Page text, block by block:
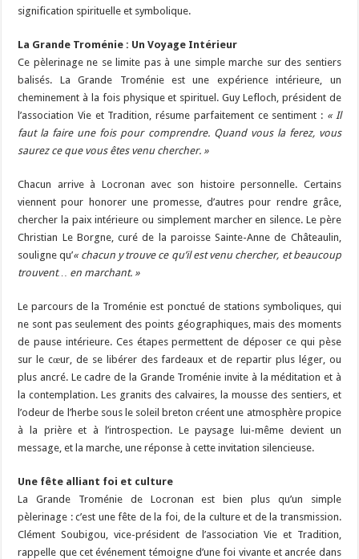
signification spirituelle et symbolique.
La Grande Troménie : Un Voyage Intérieur
Ce pèlerinage ne se limite pas à une simple marche sur des sentiers
balisés. La Grande Troménie est une expérience intérieure, un
cheminement à la fois physique et spirituel. Guy Lefloch, président de
l’association Vie et Tradition, résume parfaitement ce sentiment : « Il
faut la faire une fois pour comprendre. Quand vous la ferez, vous
saurez ce que vous êtes venu chercher. »
Chacun arrive à Locronan avec son histoire personnelle. Certains
viennent pour honorer une promesse, d’autres pour rendre grâce,
chercher la paix intérieure ou simplement marcher en silence. Le père
Christian Le Borgne, curé de la paroisse Sainte-Anne de Châteaulin,
souligne qu’« chacun y trouve ce qu’il est venu chercher, et beaucoup
trouvent… en marchant. »
Le parcours de la Troménie est ponctué de stations symboliques, qui
ne sont pas seulement des points géographiques, mais des moments
de pause intérieure. Ces étapes permettent de déposer ce qui pèse
sur le cœur, de se libérer des fardeaux et de repartir plus léger, ou
plus ancré. Le cadre de la Grande Troménie invite à la méditation et à
la contemplation. Les granits des calvaires, la mousse des sentiers, et
l’odeur de l’herbe sous le soleil breton créent une atmosphère propice
à la prière et à l’introspection. Le paysage lui-même devient un
message, et la marche, une réponse à cette invitation silencieuse.
Une fête alliant foi et culture
La Grande Troménie de Locronan est bien plus qu’un simple
pèlerinage : c’est une fête de la foi, de la culture et de la transmission.
Clément Soubigou, vice-président de l’association Vie et Tradition,
rappelle que cet événement témoigne d’une foi vivante et ancrée dans